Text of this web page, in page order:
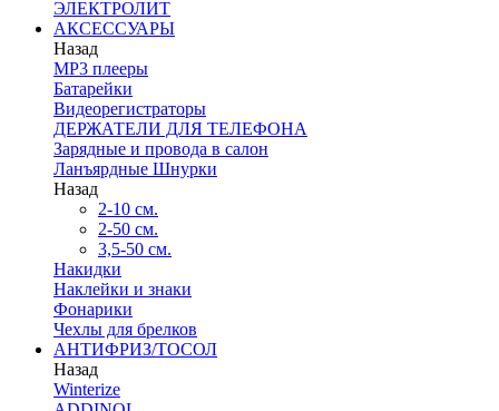
ЭЛЕКТРОЛИТ
АКСЕССУАРЫ
Назад
MP3 плееры
Батарейки
Видеорегистраторы
ДЕРЖАТЕЛИ ДЛЯ ТЕЛЕФОНА
Зарядные и провода в салон
Ланъярдные Шнурки
Назад
2-10 см.
2-50 см.
3,5-50 см.
Накидки
Наклейки и знаки
Фонарики
Чехлы для брелков
АНТИФРИЗ/ТОСОЛ
Назад
Winterize